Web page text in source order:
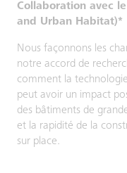
Collaboration avec
and Urban Habitat)*
Nous façonnons les
notre accord de
comment la
peut avoir un impact
des bâtiments de
et la rapidité de la
sur place.